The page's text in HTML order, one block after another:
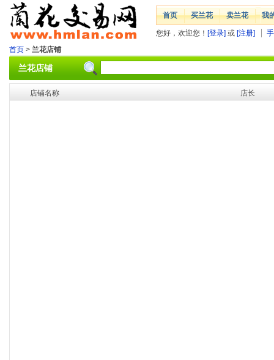
首页 买兰花 卖兰花 我
您好，欢迎您！ [登录] 或 [注册]
首页 > 兰花店铺
兰花店铺
店铺名称 店长